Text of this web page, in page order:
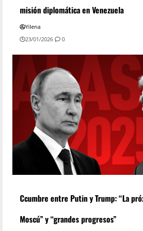
misión diplomática en Venezuela
Yilena
23/01/2026
0
Ccumbre entre Putin y Trump: “La
Moscú” y “grandes progresos”